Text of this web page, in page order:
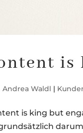
is
Andrea Waldl |
is king but